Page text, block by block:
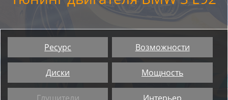
Ресурс Возможности
Диски Мощность